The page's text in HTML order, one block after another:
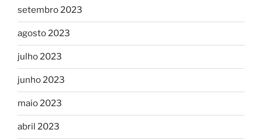
setembro 2023
agosto 2023
julho 2023
junho 2023
maio 2023
abril 2023